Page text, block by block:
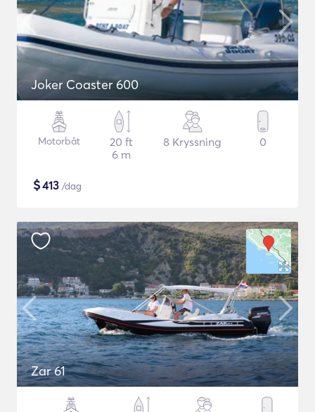
Joker Coaster 600
Motorbåt
20 ft
6 m
8 Kryssning 0
$413 /dag
Zar 61